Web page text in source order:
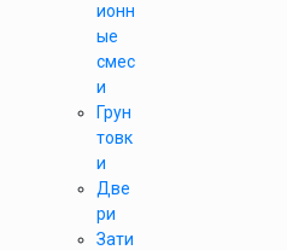
ионн
ые
смес
и
Грун
товк
и
Две
ри
Зати